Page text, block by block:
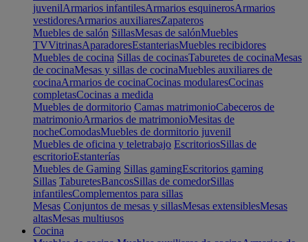
juvenilArmarios infantilesArmarios esquinerosArmarios
vestidoresArmarios auxiliaresZapateros
Muebles de salón SillasMesas de salónMuebles
TVVitrinasAparadoresEstanteriasMuebles recibidores
Muebles de cocina Sillas de cocinasTaburetes de cocinaMesas
de cocinaMesas y sillas de cocinaMuebles auxiliares de
cocinaArmarios de cocinaCocinas modularesCocinas
completasCocinas a medida
Muebles de dormitorio Camas matrimonioCabeceros de
matrimonioArmarios de matrimonioMesitas de
nocheComodasMuebles de dormitorio juvenil
Muebles de oficina y teletrabajo EscritoriosSillas de
escritorioEstanterías
Muebles de Gaming Sillas gamingEscritorios gaming
Sillas TaburetesBancosSillas de comedorSillas
infantilesComplementos para sillas
Mesas Conjuntos de mesas y sillasMesas extensiblesMesas
altasMesas multiusos
Cocina